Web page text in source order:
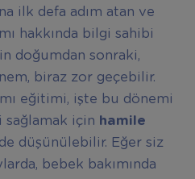
ilk defa adım atan ve
hakkında bilgi sahibi
doğumdan sonraki,
biraz zor geçebilir.
eğitimi, işte bu dönemi
sağlamak için hamile
düşünülebilir. Eğer siz
bebek bakımında